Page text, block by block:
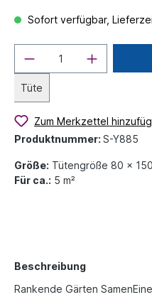
Sofort verfügbar,
Tüte
Zum Merkzettel
Produktnummer: S-Y885
Größe: Tütengröße 80 x
Für ca.: 5 m²
Beschreibung
Rankende Gärten